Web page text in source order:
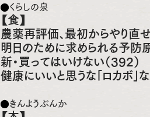
くらしの泉
【食】
農薬再評価、最初からやり直
明日のために求められる予防
新・買ってはいけない（392）
健康にいいと思うな「ロカボ」
きんようぶんか